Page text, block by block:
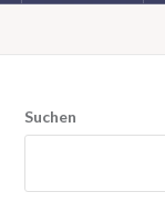
Suchen